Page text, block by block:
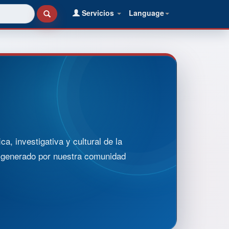
Language
Servicios
investigativa y cultural de la
por nuestra comunidad